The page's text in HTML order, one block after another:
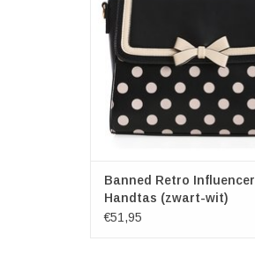
Banned Retro Influencer
Handtas (zwart-wit)
€51,95